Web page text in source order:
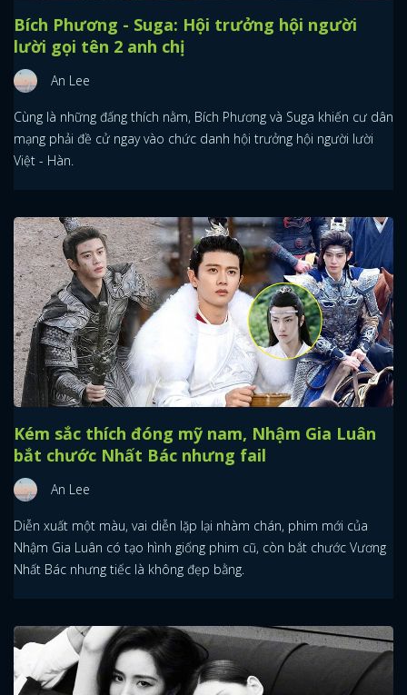
Bích Phương - Suga: Hội trưởng hội người
lười gọi tên 2 anh chị
An Lee
Cùng là những đấng thích nằm, Bích Phương và Suga khiến cư dân
mạng phải đề cử ngay vào chức danh hội trưởng hội người lười
Việt - Hàn.
Kém sắc thích đóng mỹ nam, Nhậm Gia Luân
bắt chước Nhất Bác nhưng fail
An Lee
Diễn xuất một màu, vai diễn lặp lại nhàm chán, phim mới của
Nhậm Gia Luân có tạo hình giống phim cũ, còn bắt chước Vương
Nhất Bác nhưng tiếc là không đẹp bằng.